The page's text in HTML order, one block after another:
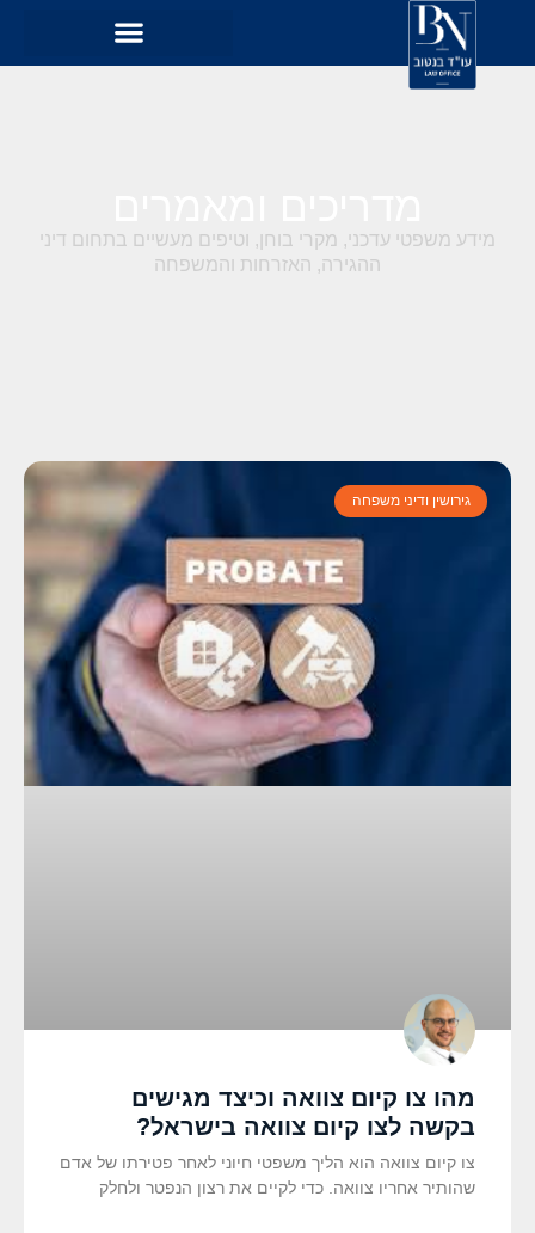
מידע משפטי עדכני, מקרי בוחן, וטיפים מעשיים בתחום דיני
ההגירה, האזרחות והמשפחה
גירושין ודיני משפחה
מהו צו קיום צוואה וכיצד מגישים
בקשה לצו קיום צוואה בישראל?
צו קיום צוואה הוא הליך משפטי חיוני לאחר פטירתו של אדם
שהותיר אחריו צוואה. כדי לקיים את רצון הנפטר ולחלק